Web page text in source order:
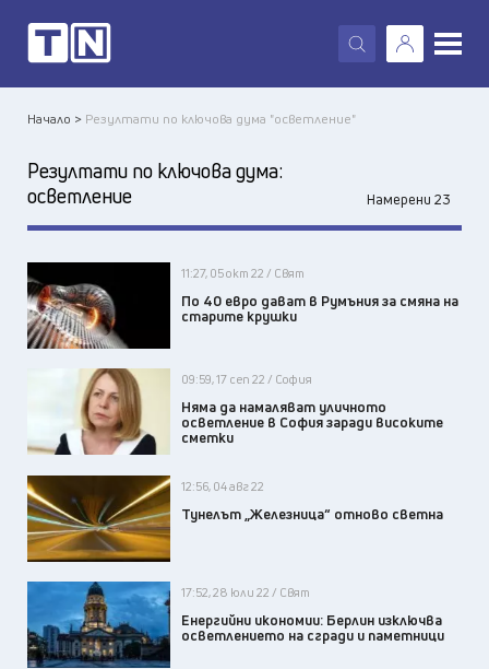
X
Начало > Резултати по ключова дума "осветление"
Резултати по ключова дума:
осветление
Намерени 23
11:27, 05 окт 22 / Свят
По 40 евро дават в Румъния за смяна на
старите крушки
09:59, 17 сеп 22 / София
Няма да намаляват уличното
осветление в София заради високите
сметки
12:56, 04 авг 22
Тунелът „Железница“ отново светна
17:52, 28 юли 22 / Свят
Енергийни икономии: Берлин изключва
осветлението на сгради и паметници